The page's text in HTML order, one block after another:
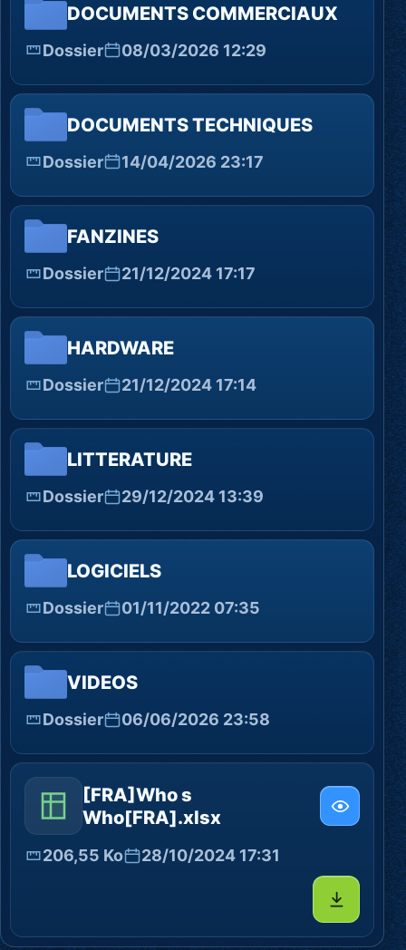
DOCUMENTS COMMERCIAUX
Dossier 08/03/2026 12:29
DOCUMENTS TECHNIQUES
Dossier 14/04/2026 23:17
FANZINES
Dossier 21/12/2024 17:17
HARDWARE
Dossier 21/12/2024 17:14
LITTERATURE
Dossier 29/12/2024 13:39
LOGICIELS
Dossier 01/11/2022 07:35
VIDEOS
Dossier 06/06/2026 23:58
[FRA]Who s
Who[FRA].xlsx
206,55 Ko 28/10/2024 17:31